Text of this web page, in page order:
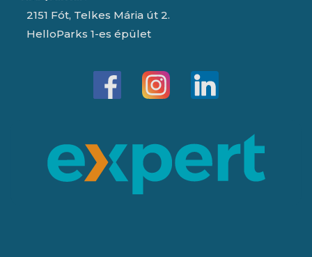
2151 Fót, Telkes Mária út 2.
HelloParks 1-es épület